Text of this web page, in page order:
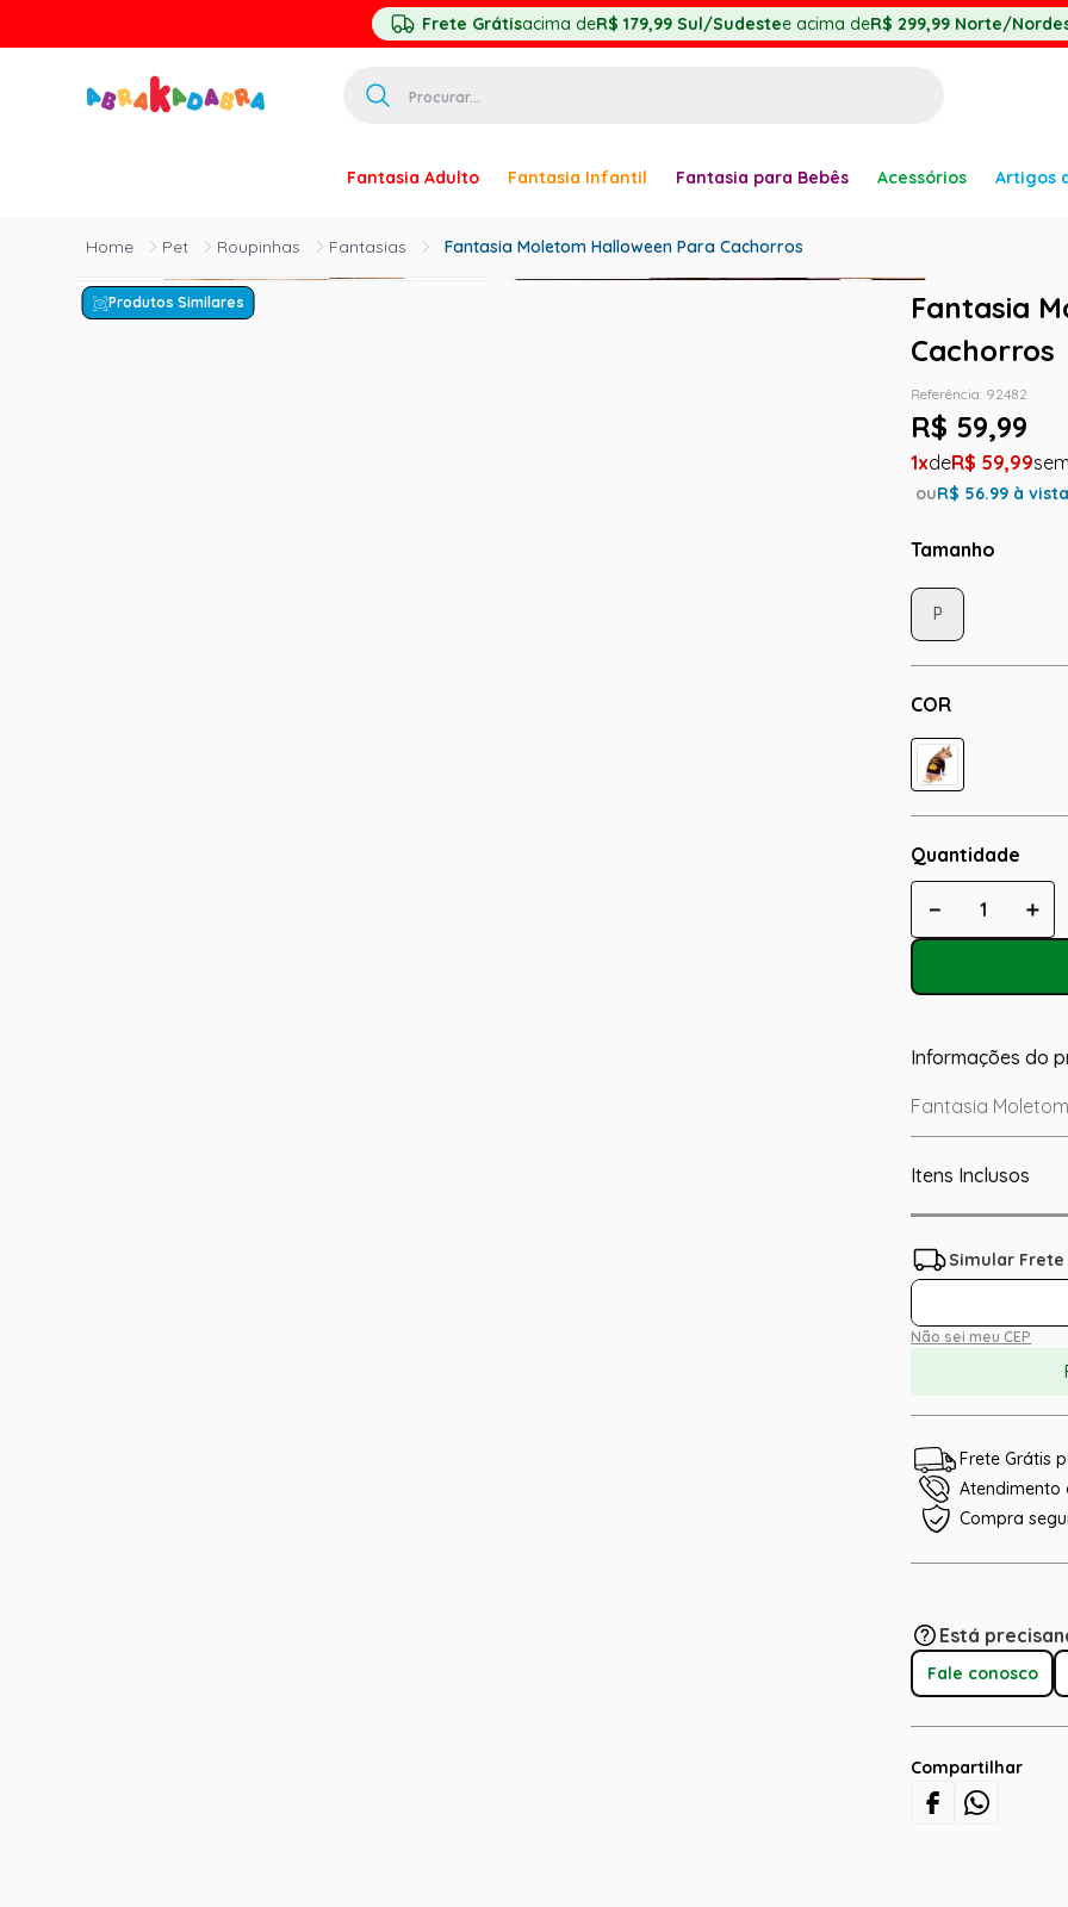
Frete Grátisacima deR$ 179,99 Sul/Sudestee acima deR$ 299,99 Norte/
Fantasia Adulto Fantasia Infantil Fantasia para Bebês Acessórios Artigos
Pet Roupinhas Fantasias Fantasia Moletom Halloween Para Cachorros
Produtos Similares
Fantasia
Cachorros
Referência: 92482
R$ 59,99
1 R$ 59,99
ouR$ 56.99 à vista
Tamanho
COR
P
Quantidade
＋
－
Informações do
Fantasia
Itens Inclusos
Não sei meu CEP
Frete Grátis
Atendimento
Compra
Está
Fale conosco
Compartilhar
2
princesa